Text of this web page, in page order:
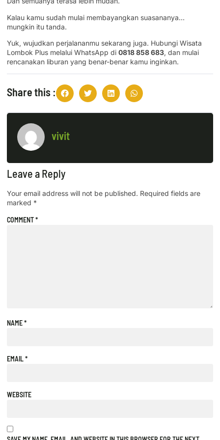
Kalau kamu sudah mulai membayangkan suasananya…
mungkin itu tanda.
Yuk, wujudkan perjalananmu sekarang juga. Hubungi Wisata
Lombok Plus melalui WhatsApp di 0818 858 683, dan mulai
rencanakan liburan yang benar-benar kamu inginkan.
Share this :
vivit
Leave a Reply
Your email address will not be published. Required fields are
marked *
COMMENT*
NAME*
EMAIL*
WEBSITE